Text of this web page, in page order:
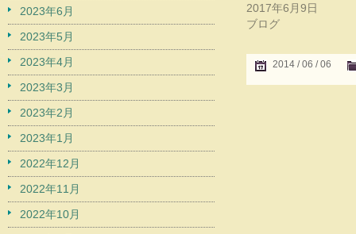
2017年6月9日
ブログ
2014 / 06 / 06
2023年6月
2023年5月
2023年4月
2023年3月
2023年2月
2023年1月
2022年12月
2022年11月
2022年10月